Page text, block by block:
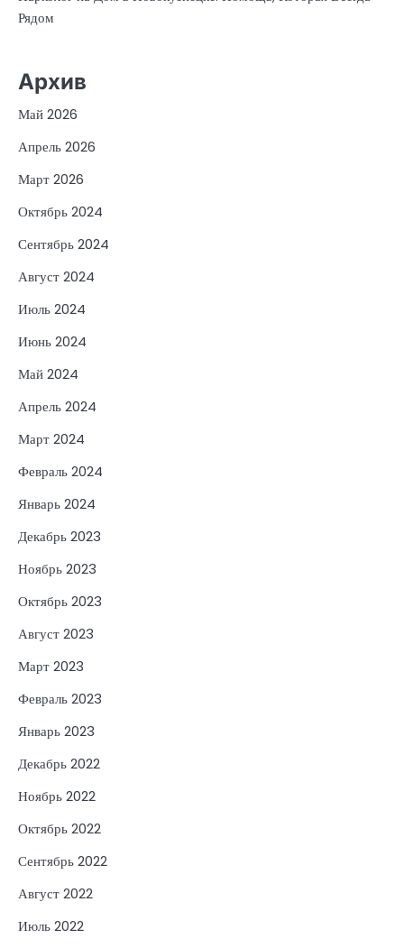
Рядом
Архив
Май 2026
Апрель 2026
Март 2026
Октябрь 2024
Сентябрь 2024
Август 2024
Июль 2024
Июнь 2024
Май 2024
Апрель 2024
Март 2024
Февраль 2024
Январь 2024
Декабрь 2023
Ноябрь 2023
Октябрь 2023
Август 2023
Март 2023
Февраль 2023
Январь 2023
Декабрь 2022
Ноябрь 2022
Октябрь 2022
Сентябрь 2022
Август 2022
Июль 2022